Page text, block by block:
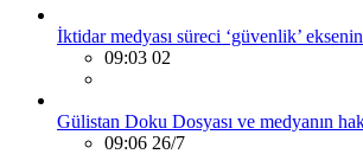
İktidar medyası süreci ‘güvenlik’
09:03 02
Gülistan Doku Dosyası ve medyanın
09:06 26/7